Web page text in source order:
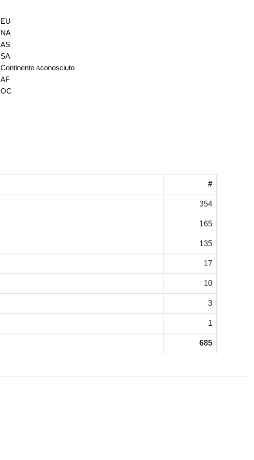
EU
NA
AS
SA
Continente sconosciuto
AF
OC
#
354
165
135
17
10
3
1
685